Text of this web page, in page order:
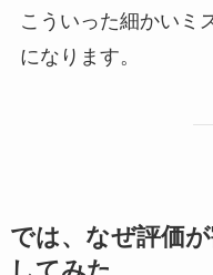
こういった細かいミ
になります。
では、なぜ評価